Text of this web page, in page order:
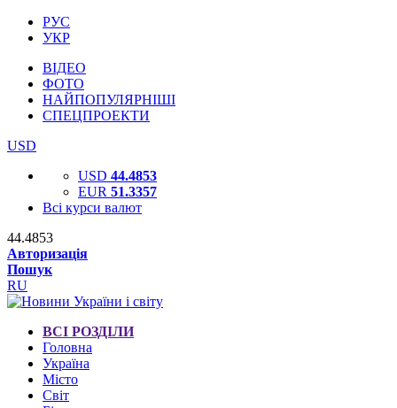
РУС
УКР
ВІДЕО
ФОТО
НАЙПОПУЛЯРНІШІ
СПЕЦПРОЕКТИ
USD
USD 44.4853
EUR 51.3357
Всі курси валют
44.4853
Авторизація
Пошук
RU
ВСІ РОЗДІЛИ
Головна
Україна
Місто
Світ